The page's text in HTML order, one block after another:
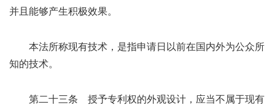
并且能够产生积极效果。
本法所称现有技术，是指申请日以前在国内外为公众所
知的技术。
第二十三条 授予专利权的外观设计，应当不属于现有